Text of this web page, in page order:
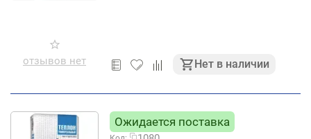
отзывов нет Нет в наличии
Ожидается поставка